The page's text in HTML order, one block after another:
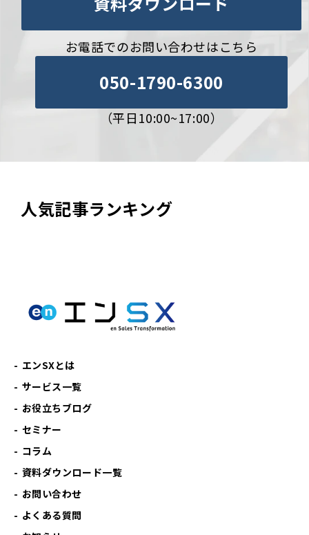
お電話でのお問い合わせはこちら
050-1790-6300
（平日10:00~17:00）
人気記事ランキング
エンSXとは
サービス一覧
お役立ちブログ
セミナー
コラム
資料ダウンロード一覧
お問い合わせ
よくある質問